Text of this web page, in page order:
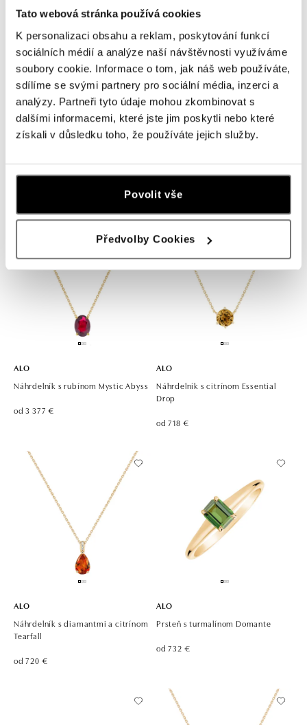
Tato webová stránka používá cookies
K personalizaci obsahu a reklam, poskytování funkcí
sociálních médií a analýze naší návštěvnosti využíváme
soubory cookie. Informace o tom, jak náš web používáte,
sdílíme se svými partnery pro sociální média, inzerci a
analýzy. Partneři tyto údaje mohou zkombinovat s
dalšími informacemi, které jste jim poskytli nebo které
získali v důsledku toho, že používáte jejich služby.
Povolit vše
Předvolby Cookies
ALO
ALO
ALO
Náhrdelník s rubínom Mystic Abyss
od 3 377 €
ALO
Náhrdelník s citrínom Essential
Drop
od 718 €
ALO
Náhrdelník s diamantmi a citrínom
Tearfall
od 720 €
ALO
Prsteň s turmalínom Domante
od 732 €